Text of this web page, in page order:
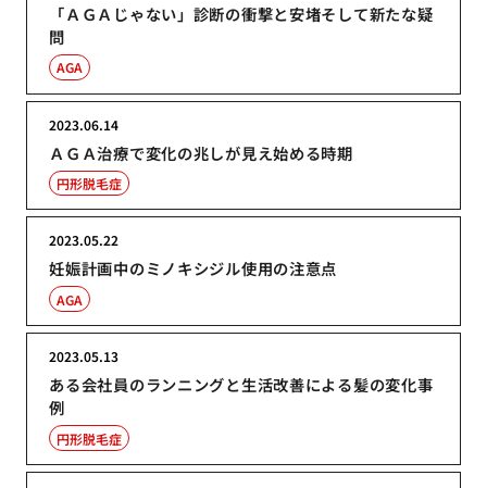
「ＡＧＡじゃない」診断の衝撃と安堵そして新たな疑
問
AGA
ＡＧＡ治療で変化の兆しが見え始める時期
2023.06.14
円形脱毛症
妊娠計画中のミノキシジル使用の注意点
2023.05.22
AGA
ある会社員のランニングと生活改善による髪の変化事
例
2023.05.13
円形脱毛症